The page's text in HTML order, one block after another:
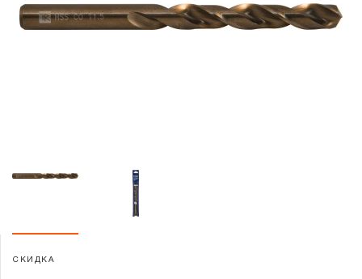
Уцененный товар
Гарантия и сервис
Доставка и оплата
Забыли пароль?
СКИДКА